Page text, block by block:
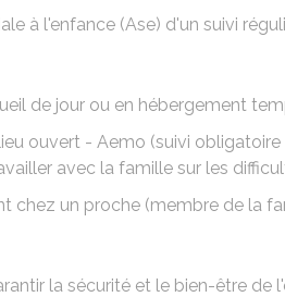
à l'enfance (Ase) d'un suivi
de jour ou en hébergement
ouvert - Aemo (suivi
avec la famille sur les
chez un proche (membre de la
la sécurité et le bien-être de